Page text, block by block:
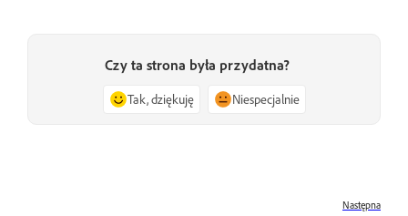
Czy ta strona była przydatna?
Tak, dziękuję Niespecjalnie
Następna